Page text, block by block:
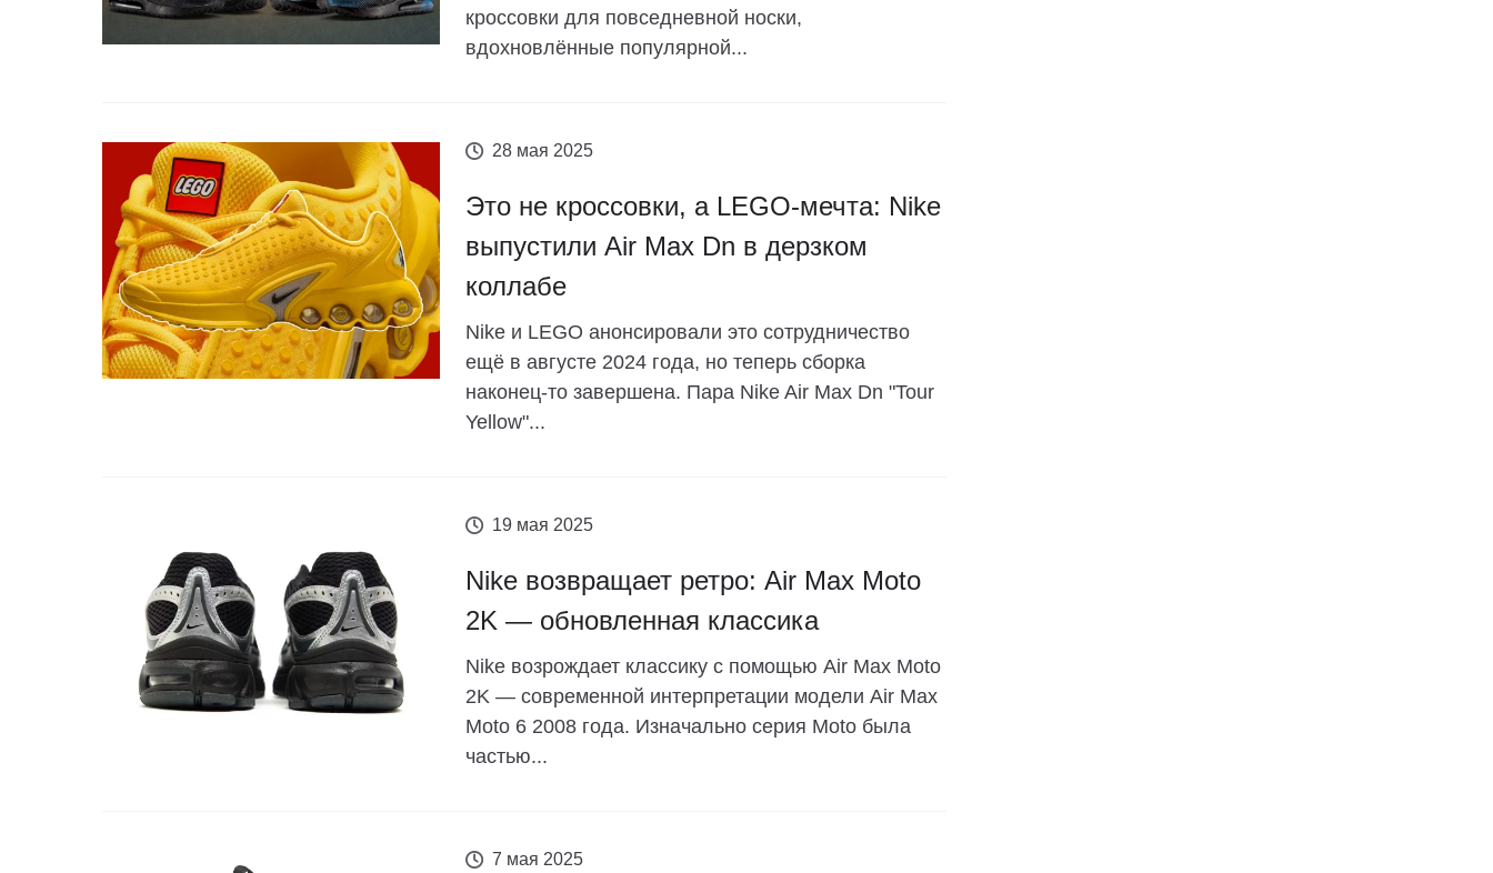
кроссовки для повседневной носки,
вдохновлённые популярной...
28 мая 2025
Это не кроссовки, а LEGO-мечта: Nike
выпустили Air Max Dn в дерзком
коллабе
Nike и LEGO анонсировали это сотрудничество
ещё в августе 2024 года, но теперь сборка
наконец-то завершена. Пара Nike Air Max Dn "Tour
Yellow"...
19 мая 2025
Nike возвращает ретро: Air Max Moto
2K — обновленная классика
Nike возрождает классику с помощью Air Max Moto
2K — современной интерпретации модели Air Max
Moto 6 2008 года. Изначально серия Moto была
частью...
7 мая 2025